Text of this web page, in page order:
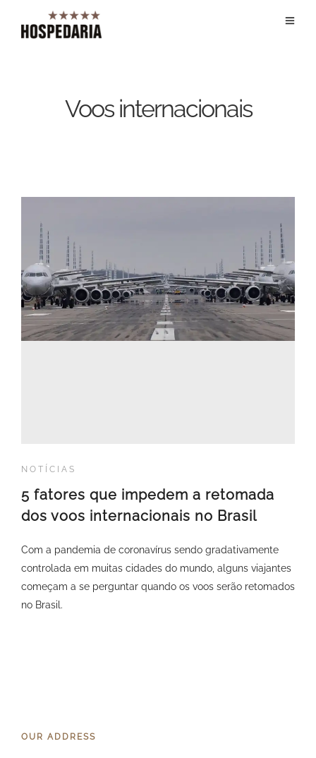
Voos internacionais
NOTÍCIAS
5 fatores que impedem a retomada
dos voos internacionais no Brasil
Com a pandemia de coronavírus sendo gradativamente
controlada em muitas cidades do mundo, alguns viajantes
começam a se perguntar quando os voos serão retomados
no Brasil.
OUR ADDRESS